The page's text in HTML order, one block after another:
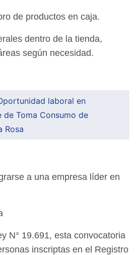
de productos en caja.
dentro de la tienda,
según necesidad.
laboral en
de Toma Consumo de
Rosa
a una empresa líder en
N° 19.691, esta convocatoria
inscriptas en el Registro